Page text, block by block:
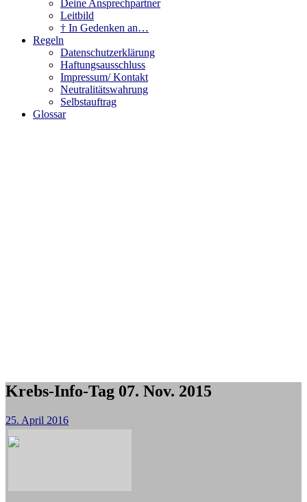
Deine Ansprechpartner
Leitbild
† In Gedenken an…
Regeln
Datenschutzerklärung
Haftungsausschluss
Impressum/ Kontakt
Neutralitätswahrung
Selbstauftrag
Glossar
Krebs-Info-Tag 07. Nov. 2015
25. April 2016